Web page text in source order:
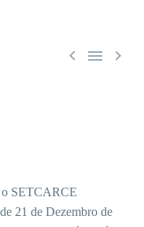
  
o SETCARCE
21 de Dezembro de